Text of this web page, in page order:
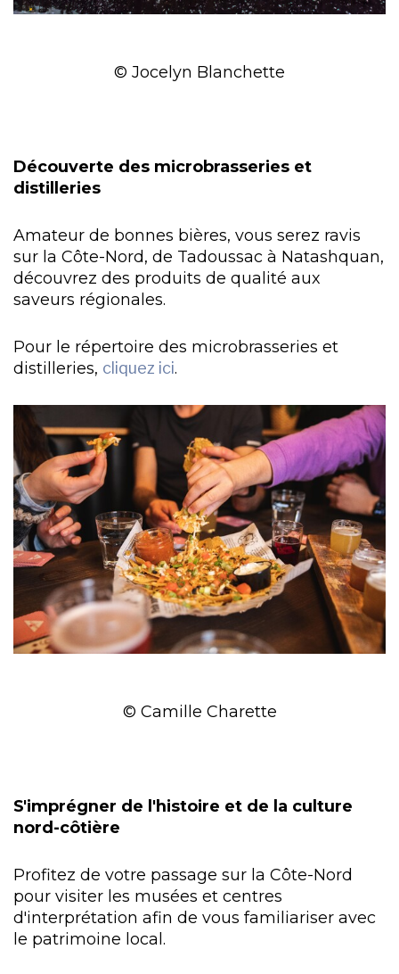
© Jocelyn Blanchette
Découverte des microbrasseries et
distilleries
Amateur de bonnes bières, vous serez ravis
sur la Côte-Nord, de Tadoussac à Natashquan,
découvrez des produits de qualité aux
saveurs régionales.
Pour le répertoire des microbrasseries et
distilleries, cliquez ici.
© Camille Charette
S'imprégner de l'histoire et de la culture
nord-côtière
Profitez de votre passage sur la Côte-Nord
pour visiter les musées et centres
d'interprétation afin de vous familiariser avec
le patrimoine local.